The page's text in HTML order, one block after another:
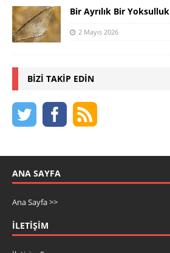
Bir Ayrılık Bir
2 Mayıs 2026
BIZI TAKIP EDIN
ANA SAYFA
Ana Sayfa >>
İLETIŞIM